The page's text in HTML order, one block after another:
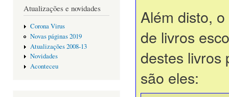
Atualizações e novidades
Corona Virus
Novas páginas 2019
Atualizações 2008-13
Novidades
Aconteceu
Além disto,
de livros
destes livros
são eles: